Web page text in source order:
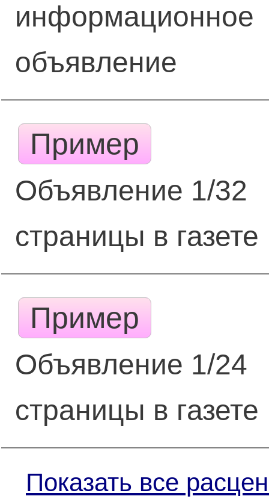
информационное
объявление
Пример
Объявление 1/32
страницы в газете
Пример
Объявление 1/24
страницы в газете
Показать все